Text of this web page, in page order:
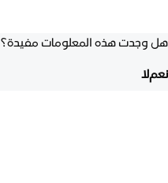
هل وجدت هذه المعلومات مفيدة؟
نعملا